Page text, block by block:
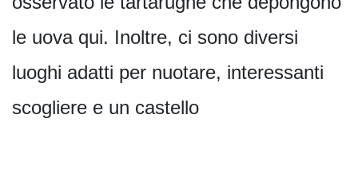
le uova qui. Inoltre, ci sono diversi
luoghi adatti per nuotare, interessanti
scogliere e un castello